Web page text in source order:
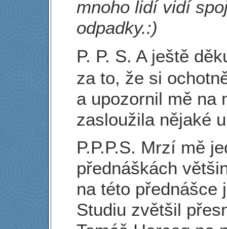
mnoho lidí vidí
odpadky.:)
P. P. S. A ještě
za to, že si
a upozornil mě na
zasloužila nějaké
P.P.P.S. Mrzí mě
přednáškách
na této přednášce
Studiu zvětšil